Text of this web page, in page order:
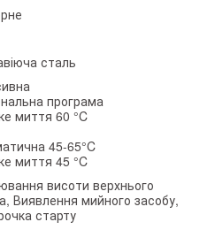
сталь
програма
миття 60 °C
45-65°C
миття 45 °C
висоти верхнього
Виявлення мийного засобу,
старту